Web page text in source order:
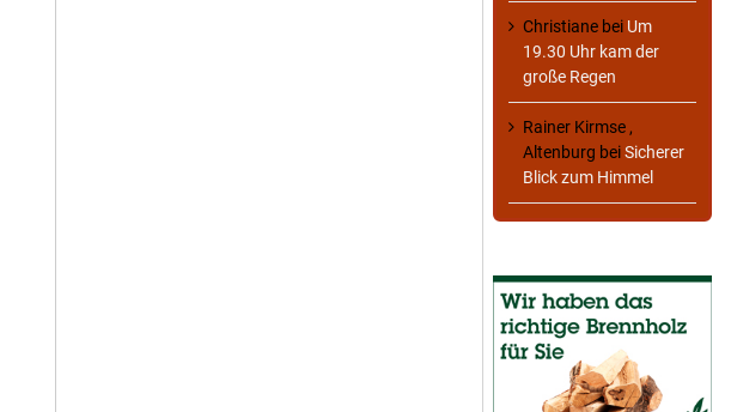
Christiane bei Um
19.30 Uhr kam der
große Regen
Rainer Kirmse ,
Altenburg beiSicherer
Blick zum Himmel